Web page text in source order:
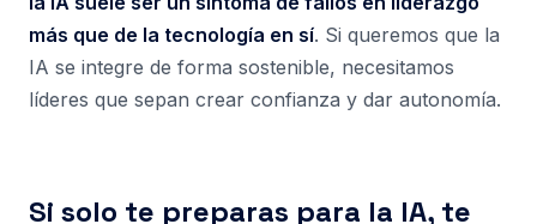
más que de la tecnología en sí. Si queremos que la
IA se integre de forma sostenible, necesitamos
líderes que sepan crear confianza y dar autonomía.
Si solo te preparas para la IA, te